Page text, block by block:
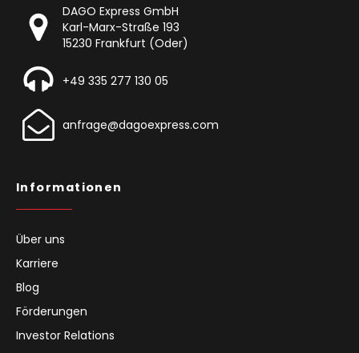
DAGO Express GmbH
Karl-Marx-Straße 193
15230 Frankfurt (Oder)
+49 335 277 130 05
anfrage@dagoexpress.com
Informationen
Über uns
Karriere
Blog
Förderungen
Investor Relations